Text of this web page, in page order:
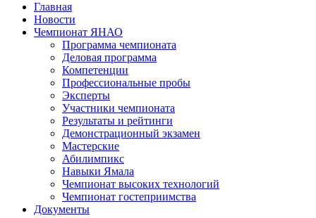
Главная
Новости
Чемпионат ЯНАО
Программа чемпионата
Деловая программа
Компетенции
Профессиональные пробы
Эксперты
Участники чемпионата
Результаты и рейтинги
Демонстрационный экзамен
Мастерские
Абилимпикс
Навыки Ямала
Чемпионат высоких технологий
Чемпионат гостеприимства
Документы